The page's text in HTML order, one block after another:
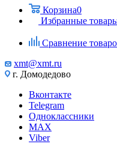
Корзина0
Избранные
Сравнение
xmt@xmt.ru
г. Домодедово
Вконтакте
Telegram
Одноклассники
MAX
Viber